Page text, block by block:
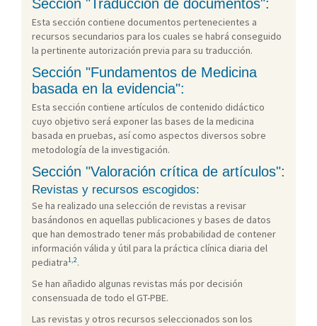
Sección "Traducción de documentos":
Esta sección contiene documentos pertenecientes a
recursos secundarios para los cuales se habrá conseguido
la pertinente autorización previa para su traducción.
Sección "Fundamentos de Medicina
basada en la evidencia":
Esta sección contiene artículos de contenido didáctico
cuyo objetivo será exponer las bases de la medicina
basada en pruebas, así como aspectos diversos sobre
metodología de la investigación.
Sección "Valoración crítica de artículos":
Revistas y recursos escogidos:
Se ha realizado una selección de revistas a revisar
basándonos en aquellas publicaciones y bases de datos
que han demostrado tener más probabilidad de contener
información válida y útil para la práctica clínica diaria del
pediatra1,2.
Se han añadido algunas revistas más por decisión
consensuada de todo el GT-PBE.
Las revistas y otros recursos seleccionados son los